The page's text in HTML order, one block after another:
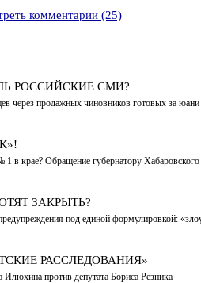
комментарии (25)
РОССИЙСКИЕ СМИ?
через продажных чиновников готовых за
1 в крае? Обращение губернатору
ЗАКРЫТЬ?
под единой формулировкой:
РАССЛЕДОВАНИЯ»
Илюхина против депутата Бориса Резника